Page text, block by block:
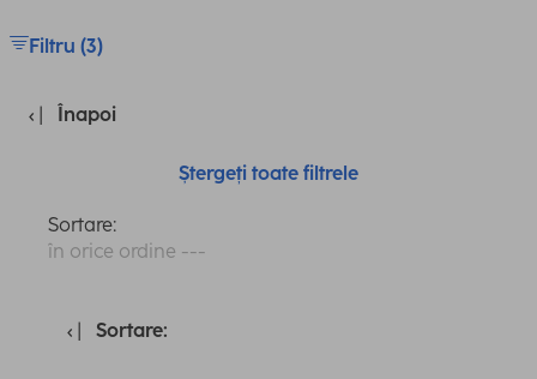
Filtru (3)
Înapoi
Ștergeți toate filtrele
Sortare:
în orice ordine ---
Sortare: